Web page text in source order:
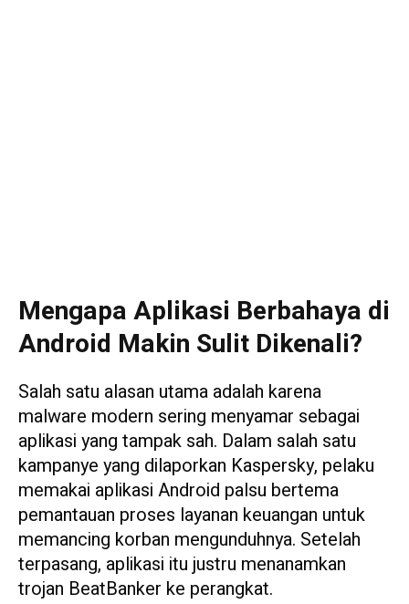
Mengapa Aplikasi Berbahaya di
Android Makin Sulit Dikenali?
Salah satu alasan utama adalah karena
malware modern sering menyamar sebagai
aplikasi yang tampak sah. Dalam salah satu
kampanye yang dilaporkan Kaspersky, pelaku
memakai aplikasi Android palsu bertema
pemantauan proses layanan keuangan untuk
memancing korban mengunduhnya. Setelah
terpasang, aplikasi itu justru menanamkan
trojan BeatBanker ke perangkat.